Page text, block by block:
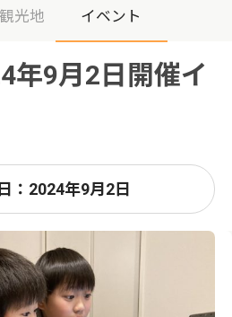
光地 イベント
年9月2日開催イ
：2024年9月2日